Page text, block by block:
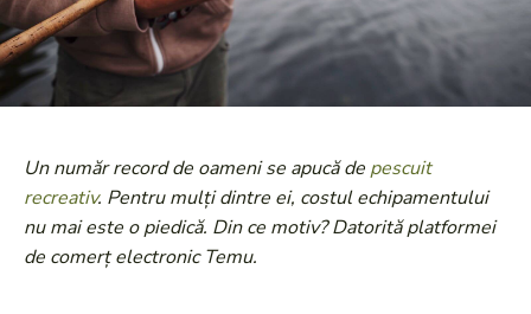
Un număr record de oameni se apucă depescuit
recreativ. Pentru mulți dintre ei, costul echipamentului
nu mai este o piedică. Din ce motiv? Datorită platformei
de comerț electronic Temu.